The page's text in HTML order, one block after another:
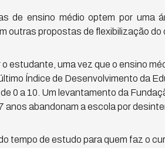
de ensino médio optem por uma
outras propostas de flexibilização do
estudante, uma vez que o ensino
Índice de Desenvolvimento da
0 a 10. Um levantamento da
abandonam a escola por
tempo de estudo para quem faz o